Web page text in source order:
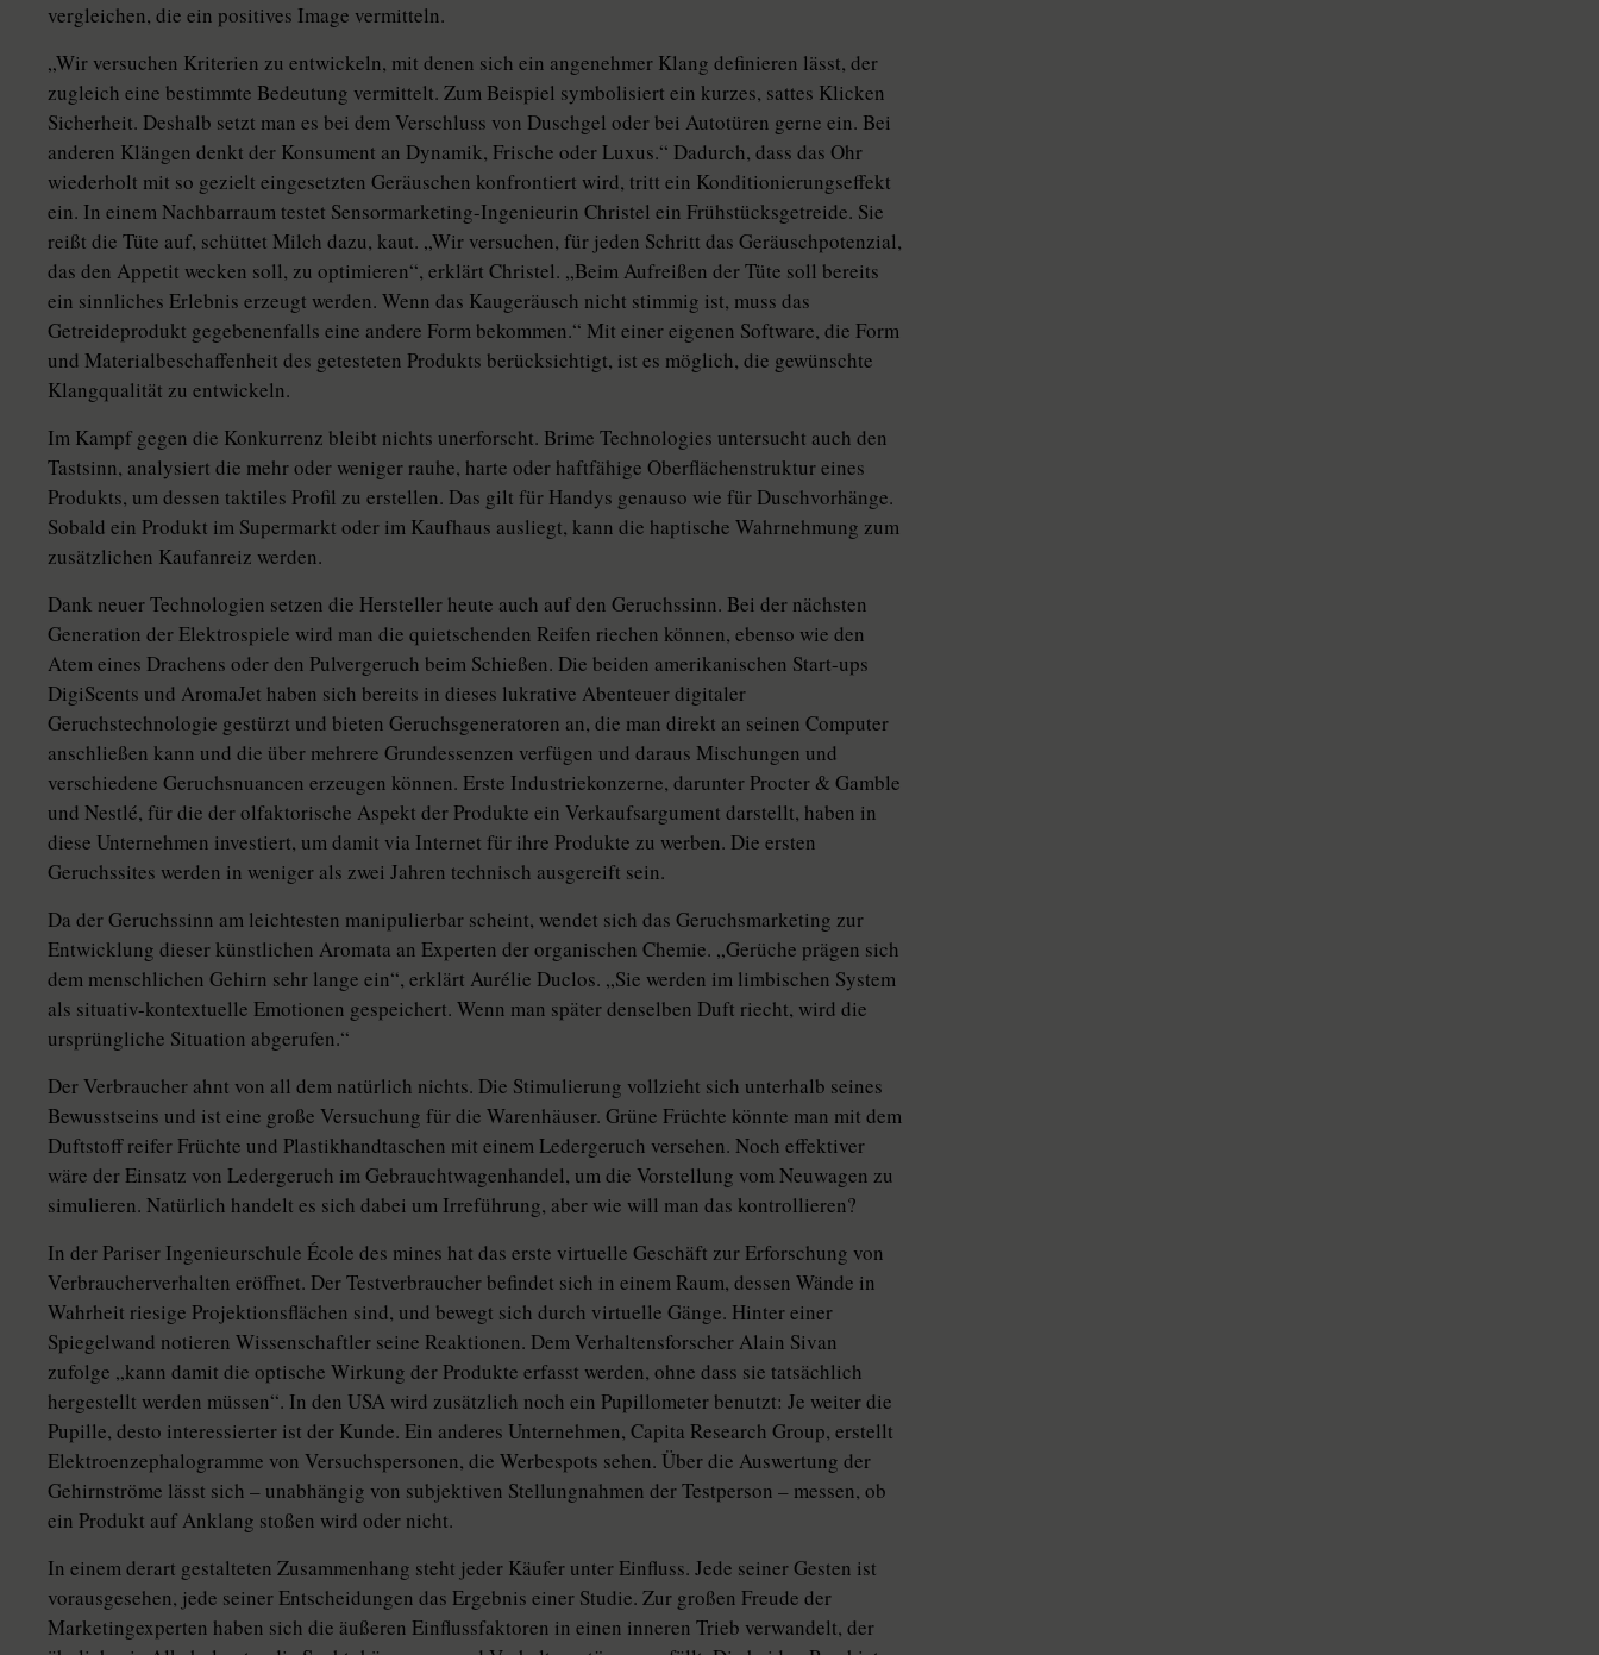
vergleichen, die ein positives Image vermitteln.
„Wir versuchen Kriterien zu entwickeln, mit denen sich ein angenehmer Klang definieren lässt, der
zugleich eine bestimmte Bedeutung vermittelt. Zum Beispiel symbolisiert ein kurzes, sattes Klicken
Sicherheit. Deshalb setzt man es bei dem Verschluss von Duschgel oder bei Autotüren gerne ein. Bei
anderen Klängen denkt der Konsument an Dynamik, Frische oder Luxus.“ Dadurch, dass das Ohr
wiederholt mit so gezielt eingesetzten Geräuschen konfrontiert wird, tritt ein Konditionierungseffekt
ein. In einem Nachbarraum testet Sensormarketing-Ingenieurin Christel ein Frühstücksgetreide. Sie
reißt die Tüte auf, schüttet Milch dazu, kaut. „Wir versuchen, für jeden Schritt das Geräuschpotenzial,
das den Appetit wecken soll, zu optimieren“, erklärt Christel. „Beim Aufreißen der Tüte soll bereits
ein sinnliches Erlebnis erzeugt werden. Wenn das Kaugeräusch nicht stimmig ist, muss das
Getreideprodukt gegebenenfalls eine andere Form bekommen.“ Mit einer eigenen Software, die Form
und Materialbeschaffenheit des getesteten Produkts berücksichtigt, ist es möglich, die gewünschte
Klangqualität zu entwickeln.
Im Kampf gegen die Konkurrenz bleibt nichts unerforscht. Brime Technologies untersucht auch den
Tastsinn, analysiert die mehr oder weniger rauhe, harte oder haftfähige Oberflächenstruktur eines
Produkts, um dessen taktiles Profil zu erstellen. Das gilt für Handys genauso wie für Duschvorhänge.
Sobald ein Produkt im Supermarkt oder im Kaufhaus ausliegt, kann die haptische Wahrnehmung zum
zusätzlichen Kaufanreiz werden.
Dank neuer Technologien setzen die Hersteller heute auch auf den Geruchssinn. Bei der nächsten
Generation der Elektrospiele wird man die quietschenden Reifen riechen können, ebenso wie den
Atem eines Drachens oder den Pulvergeruch beim Schießen. Die beiden amerikanischen Start-ups
DigiScents und AromaJet haben sich bereits in dieses lukrative Abenteuer digitaler
Geruchstechnologie gestürzt und bieten Geruchsgeneratoren an, die man direkt an seinen Computer
anschließen kann und die über mehrere Grundessenzen verfügen und daraus Mischungen und
verschiedene Geruchsnuancen erzeugen können. Erste Industriekonzerne, darunter Procter & Gamble
und Nestlé, für die der olfaktorische Aspekt der Produkte ein Verkaufsargument darstellt, haben in
diese Unternehmen investiert, um damit via Internet für ihre Produkte zu werben. Die ersten
Geruchssites werden in weniger als zwei Jahren technisch ausgereift sein.
Da der Geruchssinn am leichtesten manipulierbar scheint, wendet sich das Geruchsmarketing zur
Entwicklung dieser künstlichen Aromata an Experten der organischen Chemie. „Gerüche prägen sich
dem menschlichen Gehirn sehr lange ein“, erklärt Aurélie Duclos. „Sie werden im limbischen System
als situativ-kontextuelle Emotionen gespeichert. Wenn man später denselben Duft riecht, wird die
ursprüngliche Situation abgerufen.“
Der Verbraucher ahnt von all dem natürlich nichts. Die Stimulierung vollzieht sich unterhalb seines
Bewusstseins und ist eine große Versuchung für die Warenhäuser. Grüne Früchte könnte man mit dem
Duftstoff reifer Früchte und Plastikhandtaschen mit einem Ledergeruch versehen. Noch effektiver
wäre der Einsatz von Ledergeruch im Gebrauchtwagenhandel, um die Vorstellung vom Neuwagen zu
simulieren. Natürlich handelt es sich dabei um Irreführung, aber wie will man das kontrollieren?
In der Pariser Ingenieurschule École des mines hat das erste virtuelle Geschäft zur Erforschung von
Verbraucherverhalten eröffnet. Der Testverbraucher befindet sich in einem Raum, dessen Wände in
Wahrheit riesige Projektionsflächen sind, und bewegt sich durch virtuelle Gänge. Hinter einer
Spiegelwand notieren Wissenschaftler seine Reaktionen. Dem Verhaltensforscher Alain Sivan
zufolge „kann damit die optische Wirkung der Produkte erfasst werden, ohne dass sie tatsächlich
hergestellt werden müssen“. In den USA wird zusätzlich noch ein Pupillometer benutzt: Je weiter die
Pupille, desto interessierter ist der Kunde. Ein anderes Unternehmen, Capita Research Group, erstellt
Elektroenzephalogramme von Versuchspersonen, die Werbespots sehen. Über die Auswertung der
Gehirnströme lässt sich – unabhängig von subjektiven Stellungnahmen der Testperson – messen, ob
ein Produkt auf Anklang stoßen wird oder nicht.
In einem derart gestalteten Zusammenhang steht jeder Käufer unter Einfluss. Jede seiner Gesten ist
vorausgesehen, jede seiner Entscheidungen das Ergebnis einer Studie. Zur großen Freude der
Marketingexperten haben sich die äußeren Einflussfaktoren in einen inneren Trieb verwandelt, der